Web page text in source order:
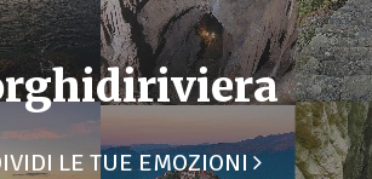
LE TUE EMOZIONI